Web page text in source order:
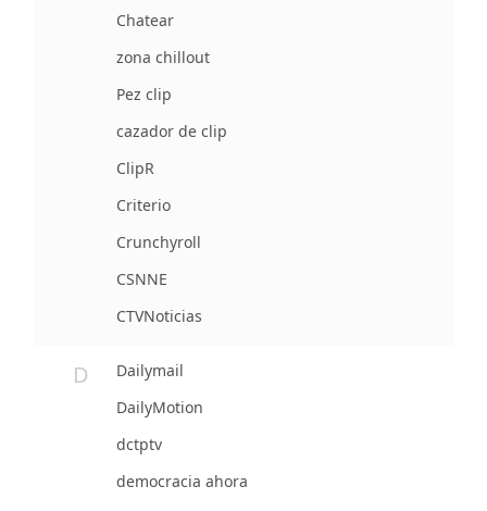
Chatear
zona chillout
Pez clip
cazador de clip
ClipR
Criterio
Crunchyroll
CSNNE
CTVNoticias
D
Dailymail
DailyMotion
dctptv
democracia ahora